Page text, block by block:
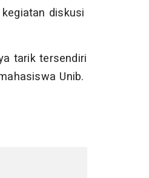
diskusi
tarik tersendiri
Unib.